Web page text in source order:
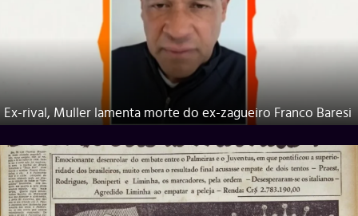
Ex-rival, Muller lamenta morte do ex-zagueiro Franco Baresi